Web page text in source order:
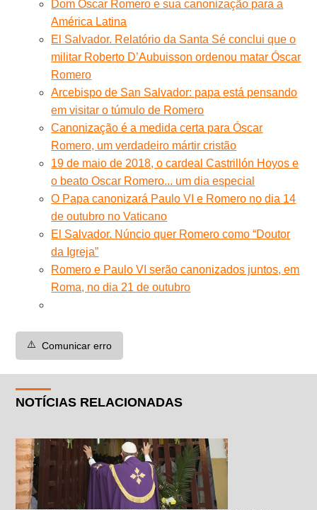
Dom Oscar Romero e sua canonização para a
América Latina
El Salvador. Relatório da Santa Sé conclui que o
militar Roberto D’Aubuisson ordenou matar Óscar
Romero
Arcebispo de San Salvador: papa está pensando
em visitar o túmulo de Romero
Canonização é a medida certa para Óscar
Romero, um verdadeiro mártir cristão
19 de maio de 2018, o cardeal Castrillón Hoyos e
o beato Oscar Romero... um dia especial
O Papa canonizará Paulo VI e Romero no dia 14
de outubro no Vaticano
El Salvador. Núncio quer Romero como “Doutor
da Igreja”
Romero e Paulo VI serão canonizados juntos, em
Roma, no dia 21 de outubro
⚠️ Comunicar erro
NOTÍCIAS RELACIONADAS